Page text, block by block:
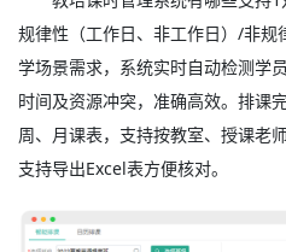
规律性（工作日、非工作日）/非
学场景需求，系统实时自动检测学
时间及资源冲突，准确高效。排课
周、月课表，支持按教室、授课老
支持导出Excel表方便核对。